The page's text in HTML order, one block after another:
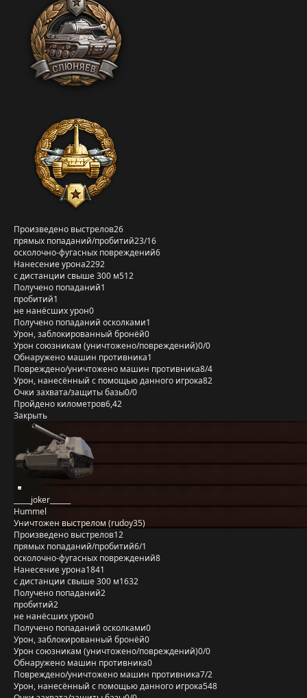
Произведено выстрелов26
прямых попаданий/пробитий23/16
осколочно-фугасных повреждений6
Нанесение урона2292
с дистанции свыше 300 м512
Получено попаданий1
пробитий1
не нанёсших урон0
Получено попаданий осколками1
Урон, заблокированный бронёй0
Урон союзникам (уничтожено/повреждений)0/0
Обнаружено машин противника1
Повреждено/уничтожено машин противника8/4
Урон, нанесённый с помощью данного игрока82
Очки захвата/защиты базы0/0
Пройдено километров6,42
Закрыть
_____joker______
Hummel
Уничтожен выстрелом (rudoy35)
Произведено выстрелов12
прямых попаданий/пробитий6/1
осколочно-фугасных повреждений8
Нанесение урона1841
с дистанции свыше 300 м1632
Получено попаданий2
пробитий2
не нанёсших урон0
Получено попаданий осколками0
Урон, заблокированный бронёй0
Урон союзникам (уничтожено/повреждений)0/0
Обнаружено машин противника0
Повреждено/уничтожено машин противника7/2
Урон, нанесённый с помощью данного игрока548